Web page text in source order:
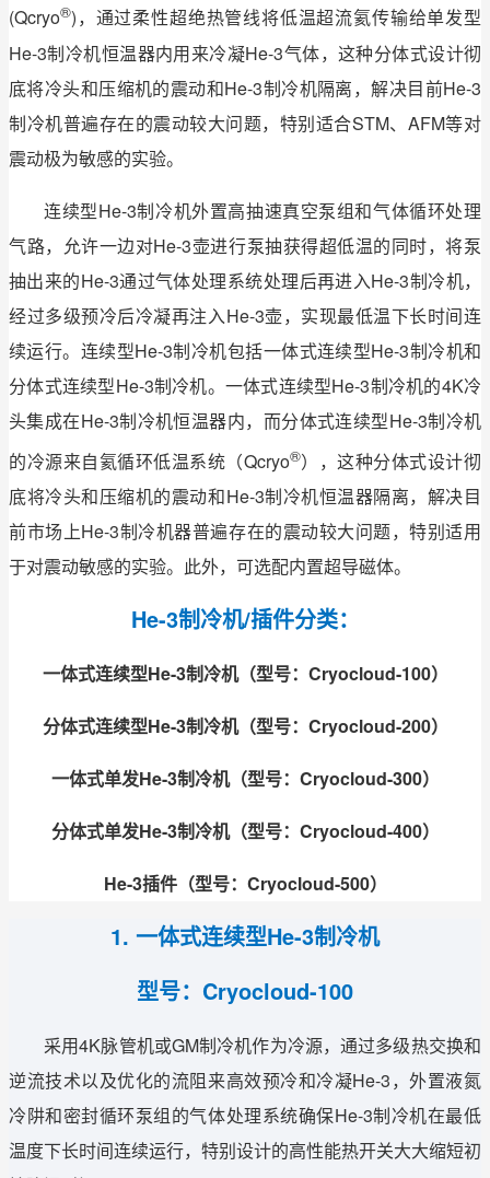
(Qcryo®)，通过柔性超绝热管线将低温超流氦传输给单发型
He-3制冷机恒温器内用来冷凝He-3气体，这种分体式设计彻
底将冷头和压缩机的震动和He-3制冷机隔离，解决目前He-3
制冷机普遍存在的震动较大问题，特别适合STM、AFM等对
震动极为敏感的实验。
连续型He-3制冷机外置高抽速真空泵组和气体循环处理
气路，允许一边对He-3壶进行泵抽获得超低温的同时，将泵
抽出来的He-3通过气体处理系统处理后再进入He-3制冷机，
经过多级预冷后冷凝再注入He-3壶，实现最低温下长时间连
续运行。连续型He-3制冷机包括一体式连续型He-3制冷机和
分体式连续型He-3制冷机。一体式连续型He-3制冷机的4K冷
头集成在He-3制冷机恒温器内，而分体式连续型He-3制冷机
的冷源来自氦循环低温系统（Qcryo®） ，这种分体式设计彻
底将冷头和压缩机的震动和He-3制冷机恒温器隔离，解决目
前市场上He-3制冷机器普遍存在的震动较大问题，特别适用
于对震动敏感的实验。此外，可选配内置超导磁体。
He-3制冷机/插件分类：
一体式连续型He-3制冷机（型号：Cryocloud-100）
分体式连续型He-3制冷机（型号： Cryocloud-200）
一体式单发He-3制冷机（型号： Cryocloud-300）
分体式单发He-3制冷机（型号： Cryocloud-400）
He-3插件（型号： Cryocloud-500）
1. 一体式连续型He-3制冷机
型号：Cryocloud-100
采用4K脉管机或GM制冷机作为冷源，通过多级热交换和
逆流技术以及优化的流阻来高效预冷和冷凝He-3，外置液氮
冷阱和密封循环泵组的气体处理系统确保He-3制冷机在最低
温度下长时间连续运行，特别设计的高性能热开关大大缩短初